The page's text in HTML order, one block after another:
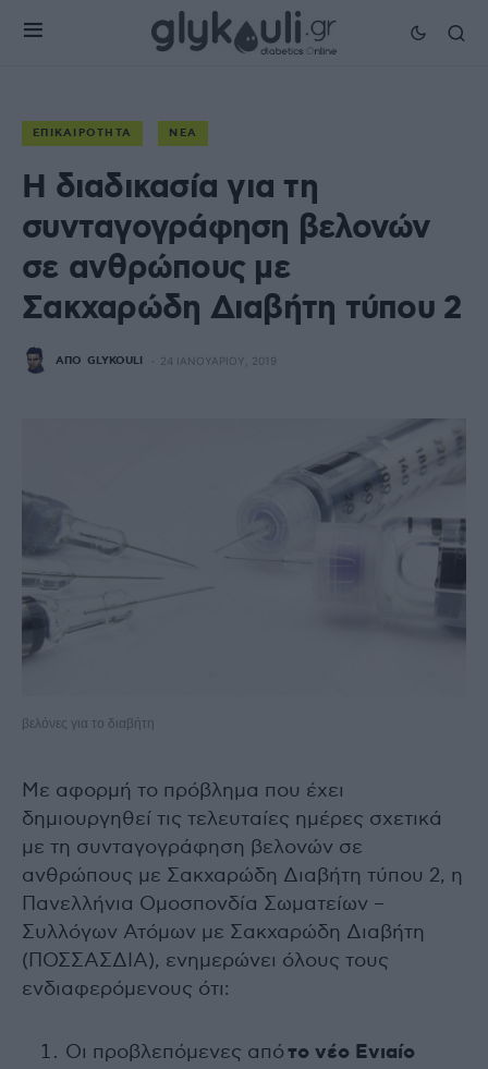
ΕΠΙΚΑΙΡΌΤΗΤΑ ΝΈΑ
Η διαδικασία για τη
συνταγογράφηση βελονών
σε ανθρώπους με
Σακχαρώδη Διαβήτη τύπου 2
ΑΠΌ GLYKOULI 24 ΙΑΝΟΥΑΡΊΟΥ, 2019
βελόνες για το διαβήτη
Με αφορμή το πρόβλημα που έχει
δημιουργηθεί τις τελευταίες ημέρες σχετικά
με τη συνταγογράφηση βελονών σε
ανθρώπους με Σακχαρώδη Διαβήτη τύπου 2, η
Πανελλήνια Ομοσπονδία Σωματείων –
Συλλόγων Ατόμων με Σακχαρώδη Διαβήτη
(ΠΟΣΣΑΣΔΙΑ), ενημερώνει όλους τους
ενδιαφερόμενους ότι:
Οι προβλεπόμενες απότο νέο Ενιαίο